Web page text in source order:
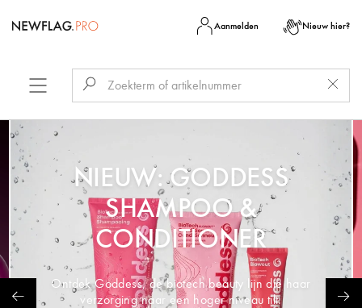
Aanmelden Nieuw hier?
NIEUW: GODDESS
SHAMPOO &
CONDITIONER
Ontdek Goddess, de biotech beauty lijn die haar
verzorging naar een hoger niveau tilt.